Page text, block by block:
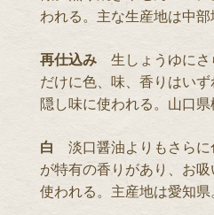
われる。主な生産地は中部
再仕込み 生しょうゆに
だけに色、味、香りはいず
隠し味に使われる。山口
白 淡口醤油よりもさら
が特有の香りがあり、お
使われる。主産地は愛知県